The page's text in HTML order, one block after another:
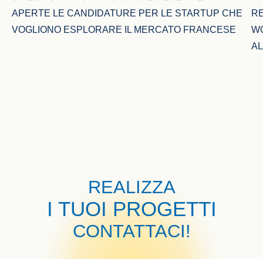
APERTE LE CANDIDATURE PER LE STARTUP CHE
VOGLIONO ESPLORARE IL MERCATO FRANCESE
REALIZZA
I TUOI PROGETTI
CONTATTACI!